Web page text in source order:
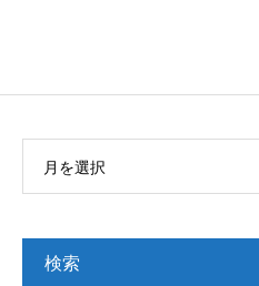
月を選択
検索